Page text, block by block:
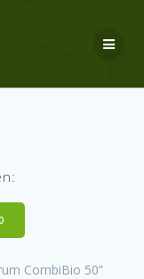
CombiBio 50”